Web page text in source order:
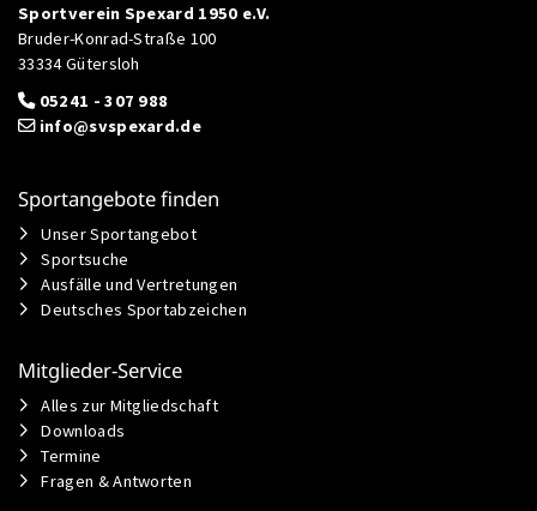
Sportverein Spexard 1950 e.V.
Bruder-Konrad-Straße 100
33334 Gütersloh
05241 - 307 988
info@svspexard.de
Sportangebote finden
Unser Sportangebot
Sportsuche
Ausfälle und Vertretungen
Deutsches Sportabzeichen
Mitglieder-Service
Alles zur Mitgliedschaft
Downloads
Termine
Fragen & Antworten